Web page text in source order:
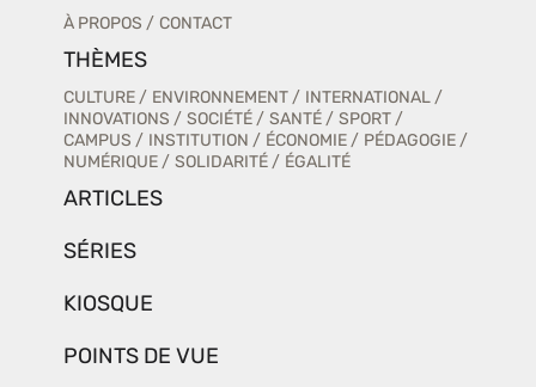
À PROPOS CONTACT
THÈMES
CULTURE ENVIRONNEMENT
INTERNATIONAL
INNOVATIONS
SOCIÉTÉ SANTÉ
SPORT
CAMPUS
INSTITUTION ÉCONOMIE
PÉDAGOGIE
NUMÉRIQUE
SOLIDARITÉ ÉGALITÉ
ARTICLES
SÉRIES
KIOSQUE
POINTS DE VUE